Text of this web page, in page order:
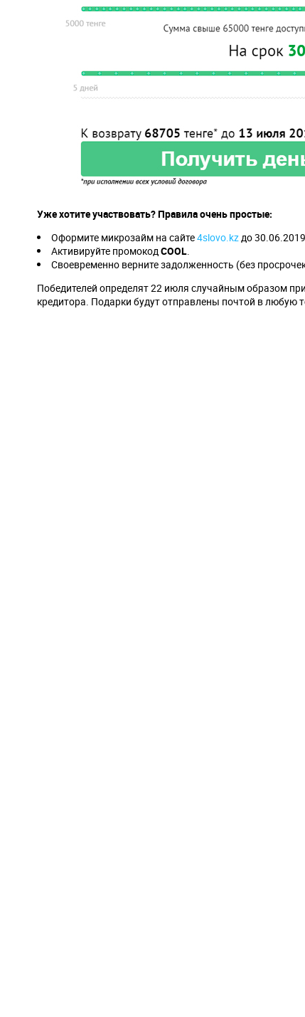
Уже хотите участвовать? Правила очень простые:
Оформите микрозайм на сайте4slovo.kzдо
Активируйте промокодCOOL.
Своевременно верните задолженность (без
Победителей определят 22 июля случайным образом
кредитора. Подарки будут отправлены почтой в любую